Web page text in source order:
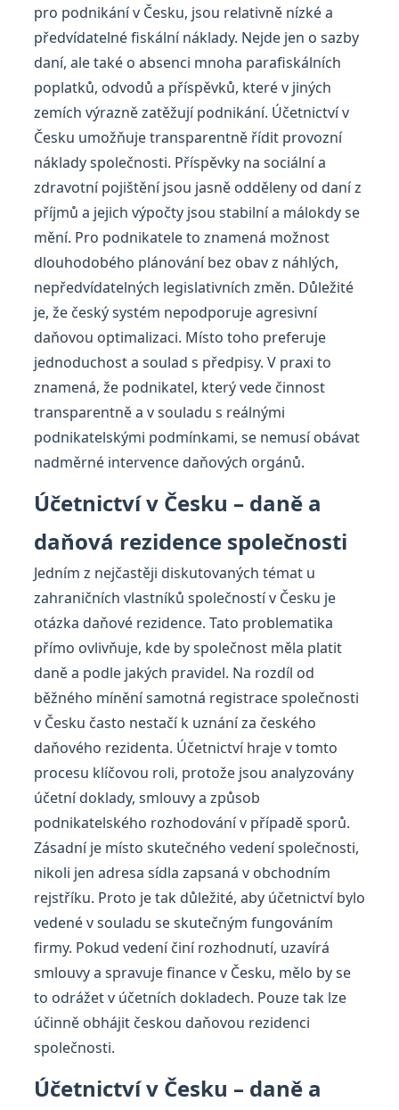
pro podnikání v Česku, jsou relativně nízké a
předvídatelné fiskální náklady. Nejde jen o sazby
daní, ale také o absenci mnoha parafiskálních
poplatků, odvodů a příspěvků, které v jiných
zemích výrazně zatěžují podnikání. Účetnictví v
Česku umožňuje transparentně řídit provozní
náklady společnosti. Příspěvky na sociální a
zdravotní pojištění jsou jasně odděleny od daní z
příjmů a jejich výpočty jsou stabilní a málokdy se
mění. Pro podnikatele to znamená možnost
dlouhodobého plánování bez obav z náhlých,
nepředvídatelných legislativních změn. Důležité
je, že český systém nepodporuje agresivní
daňovou optimalizaci. Místo toho preferuje
jednoduchost a soulad s předpisy. V praxi to
znamená, že podnikatel, který vede činnost
transparentně a v souladu s reálnými
podnikatelskými podmínkami, se nemusí obávat
nadměrné intervence daňových orgánů.
Účetnictví v Česku – daně a
daňová rezidence společnosti
Jedním z nejčastěji diskutovaných témat u
zahraničních vlastníků společností v Česku je
otázka daňové rezidence. Tato problematika
přímo ovlivňuje, kde by společnost měla platit
daně a podle jakých pravidel. Na rozdíl od
běžného mínění samotná registrace společnosti
v Česku často nestačí k uznání za českého
daňového rezidenta. Účetnictví hraje v tomto
procesu klíčovou roli, protože jsou analyzovány
účetní doklady, smlouvy a způsob
podnikatelského rozhodování v případě sporů.
Zásadní je místo skutečného vedení společnosti,
nikoli jen adresa sídla zapsaná v obchodním
rejstříku. Proto je tak důležité, aby účetnictví bylo
vedené v souladu se skutečným fungováním
firmy. Pokud vedení činí rozhodnutí, uzavírá
smlouvy a spravuje finance v Česku, mělo by se
to odrážet v účetních dokladech. Pouze tak lze
účinně obhájit českou daňovou rezidenci
společnosti.
Účetnictví v Česku – daně a